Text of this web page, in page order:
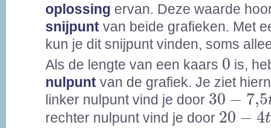
oplossing ervan. Deze waarde
snijpunt van beide grafieken. Met
kun je dit snijpunt vinden, soms
Als de lengte van een kaars 0
0 is,
nulpunt van de grafiek. Je ziet
linker nulpunt vind je door 30 − 7,5
30-7,5t
rechter nulpunt vind je door 20 − 4t
20 4 t=